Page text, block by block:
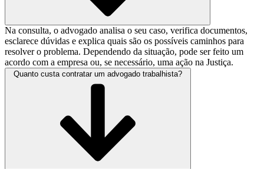
Na consulta, o advogado analisa o seu caso, verifica documentos,
esclarece dúvidas e explica quais são os possíveis caminhos para
resolver o problema. Dependendo da situação, pode ser feito um
acordo com a empresa ou, se necessário, uma ação na Justiça.
Quanto custa contratar um advogado trabalhista?